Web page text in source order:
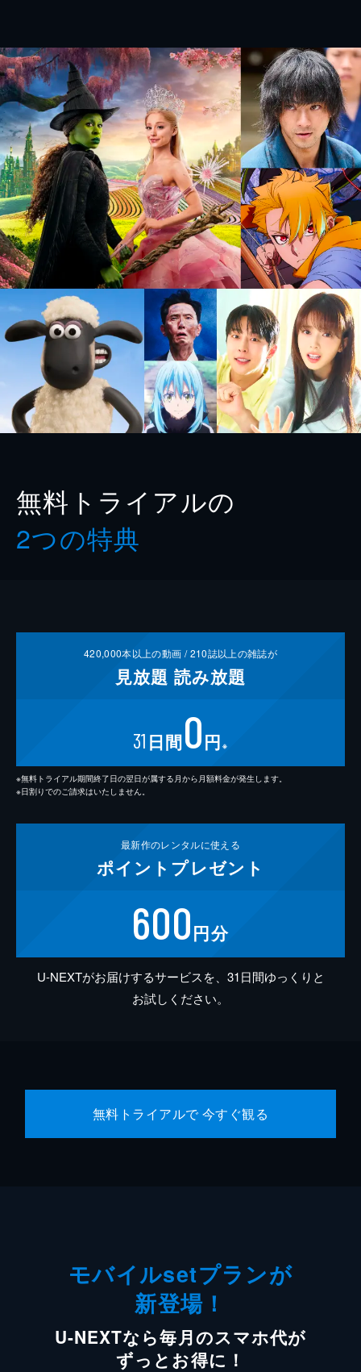
無料トライアルの
2つの特典
420,000本以上の動画 /210誌以上の雑誌が
見放題 読み放題
31 日間0円 ※
※無料トライアル期間終了日の翌日が属する月から月額料金が発生します。
※日割りでのご請求はいたしません。
最新作のレンタルに使える
ポイント プレゼント
600円分
U-NEXTがお届けするサービスを、31日間ゆっくりと
お試しください。
無料トライアルで 今すぐ観る
モバイルsetプランが
新登場！
U-NEXTなら毎月のスマホ代が
ずっとお得に！